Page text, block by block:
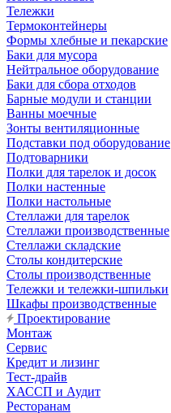
Тележки
Термоконтейнеры
Формы хлебные и пекарские
Баки для мусора
Нейтральное оборудование
Баки для сбора отходов
Барные модули и станции
Ванны моечные
Зонты вентиляционные
Подставки под оборудование
Подтоварники
Полки для тарелок и досок
Полки настенные
Полки настольные
Стеллажи для тарелок
Стеллажи производственные
Стеллажи складские
Столы кондитерские
Столы производственные
Тележки и тележки-шпильки
Шкафы производственные
Проектирование
Монтаж
Сервис
Кредит и лизинг
Тест-драйв
ХАССП и Аудит
Ресторанам